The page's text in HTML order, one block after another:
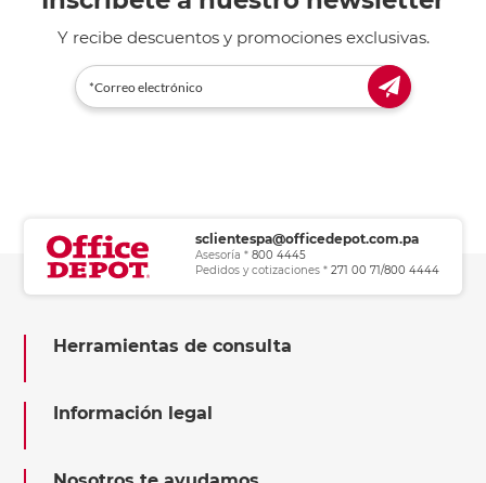
Y recibe descuentos y promociones exclusivas.
sclientespa@officedepot.com.pa
Asesoría * 800 4445
Pedidos y cotizaciones * 271 00 71/800 4444
Herramientas de consulta
Información legal